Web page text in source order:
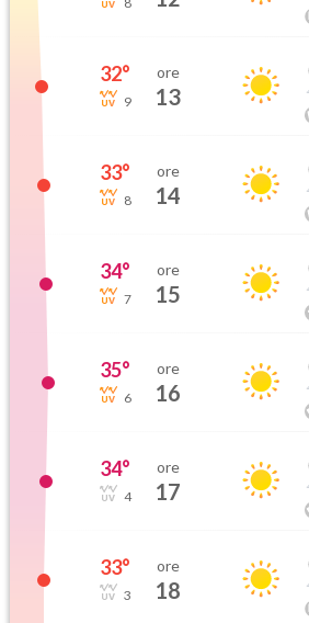
32°
9
ore
13
33°
8
ore
14
34°
7
ore
15
35°
6
ore
16
34°
4
ore
17
33°
3
ore
18